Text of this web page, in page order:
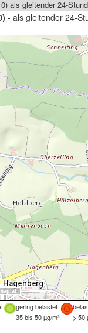
- als gleitender 24-
gering belastet
35 bis 50 µg/m³ > 50